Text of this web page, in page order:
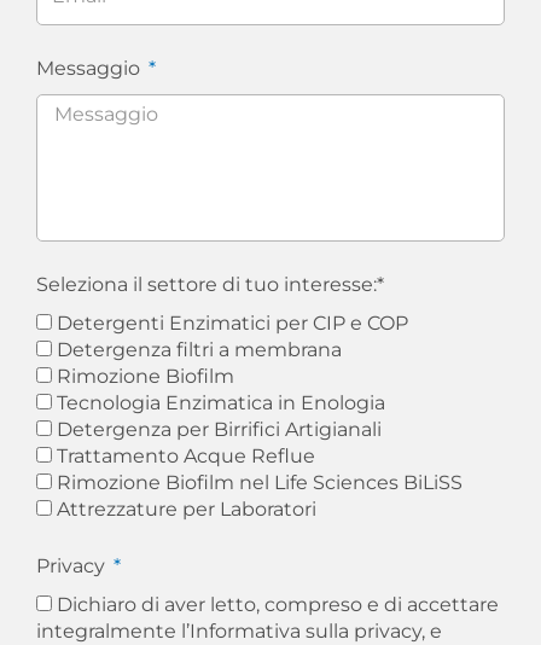
Messaggio
Seleziona il settore di tuo interesse:*
Detergenti Enzimatici per CIP e COP
Detergenza filtri a membrana
Rimozione Biofilm
Tecnologia Enzimatica in Enologia
Detergenza per Birrifici Artigianali
Trattamento Acque Reflue
Rimozione Biofilm nel Life Sciences BiLiSS
Attrezzature per Laboratori
Privacy
Dichiaro di aver letto, compreso e di accettare
integralmente l’Informativa sulla privacy, e